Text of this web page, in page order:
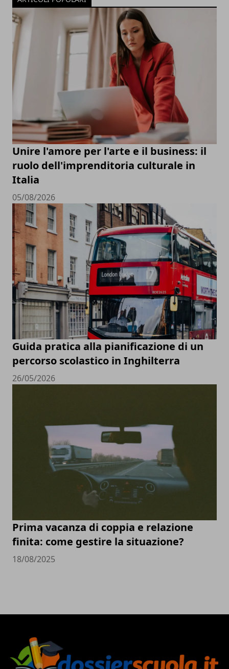
Unire l'amore per l'arte e il business: il
ruolo dell'imprenditoria culturale in
Italia
05/08/2026
Guida pratica alla pianificazione di un
percorso scolastico in Inghilterra
26/05/2026
Prima vacanza di coppia e relazione
finita: come gestire la situazione?
18/08/2025